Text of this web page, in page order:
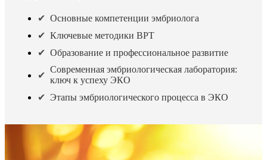
Основные компетенции эмбриолога
Ключевые методики ВРТ
Образование и профессиональное развитие
Современная эмбриологическая лаборатория:
ключ к успеху ЭКО
Этапы эмбриологического процесса в ЭКО